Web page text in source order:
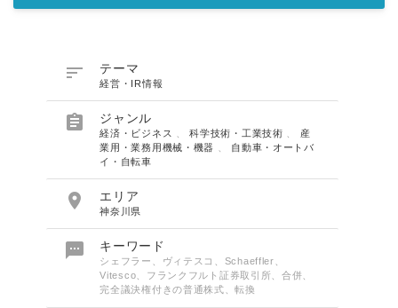
 テーマ
経営・IR情報
 ジャンル
経済・ビジネス 、科学技術・工業技術
産
業用・業務用機械・機器
自動車・オートバ
イ・自転車
 エリア
神奈川県
 キーワード
シェフラー、ヴィテスコ、Schaeffler、
Vitesco、フランクフルト証券取引所、合併、
完全議決権付きの普通株式、転換